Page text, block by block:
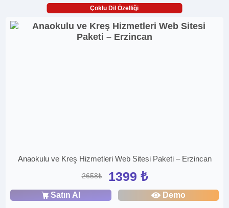
Çoklu Dil Özelliği
Anaokulu ve Kreş Hizmetleri Web Sitesi Paketi – Erzincan
2658₺ 1399 ₺
Satın Al Demo